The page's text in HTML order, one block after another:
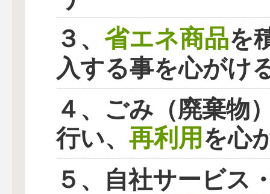
３、 省エネ商品を
入する事を心がけ
４、ごみ（廃棄物
行い、 再利用を心
５、自社サービス